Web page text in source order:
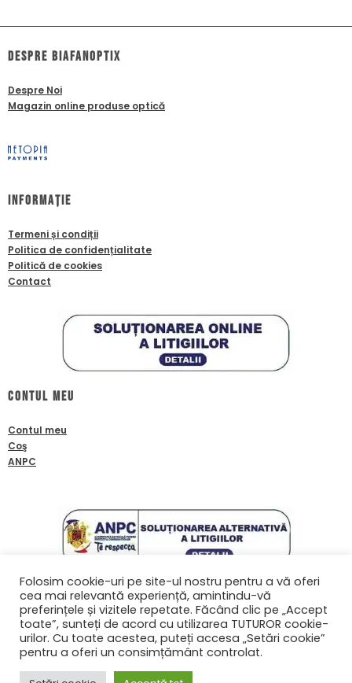
dESPRE biafanoptix
Despre Noi
Magazin online produse optică
Informație
Termeni și condiții
Politica de confidențialitate
Politică de cookies
Contact
Contul meu
Contul meu
Coş
ANPC
Contact
0761601933
contact@biafanoptix.ro
Folosim cookie-uri pe site-ul nostru pentru a vă oferi
cea mai relevantă experiență, amintindu-vă
preferințele și vizitele repetate. Făcând clic pe „Accept
toate”, sunteți de acord cu utilizarea TUTUROR cookie-
urilor. Cu toate acestea, puteți accesa „Setări cookie”
pentru a oferi un consimțământ controlat.